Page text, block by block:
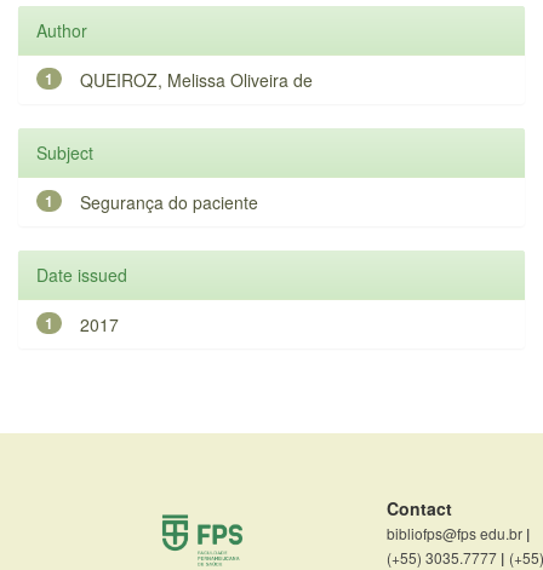
Author
1 QUEIROZ, Melissa Oliveira de
Subject
1 Segurança do paciente
Date issued
1 2017
Contact
bibliofps@fps edu.br |
(+55) 3035.7777 |